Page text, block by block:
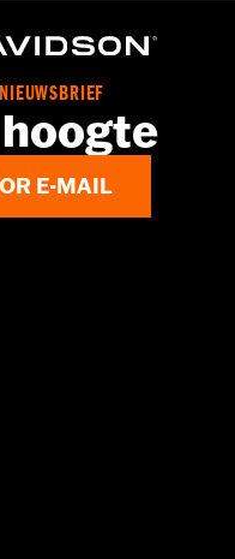
FXSB, FXSBSE, FXST,
modellen
of behuizingsset P/N
instructies
E-MAIL